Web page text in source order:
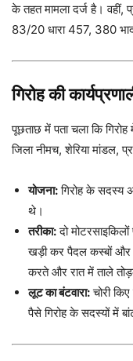
के तहत मामला दर्ज है। वहीं,
83/20 धारा 457, 380
गिरोह की
पूछताछ में पता चला कि
जिला नीमच, शेरिया मांडल,
योजना:गिरोह के सदस्य
थे।
तरीका:दो
खड़ी कर पैदल कस्बों और
करते और रात में ताले
लूट का बंटवारा:चोरी
पैसे गिरोह के सदस्यों में